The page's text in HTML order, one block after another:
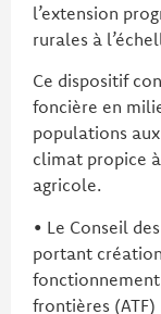
l’extension
rurales à
Ce dispositif
foncière en
populations
climat propice
agricole.
• Le Conseil
portant
frontières (ATF)